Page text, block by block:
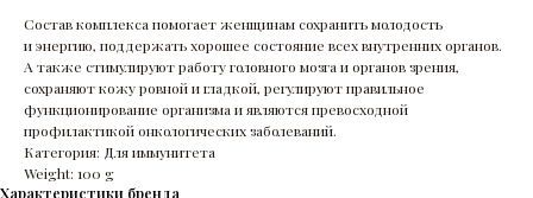
Состав комплекса помогает женщинам сохранить молодость
и энергию, поддержать хорошее состояние всех внутренних органов.
А также стимулируют работу головного мозга и органов зрения,
сохраняют кожу ровной и гладкой, регулируют правильное
функционирование организма и являются превосходной
профилактикой онкологических заболеваний.
Категория: Для иммунитета
Weight: 100 g
Характеристики бренда